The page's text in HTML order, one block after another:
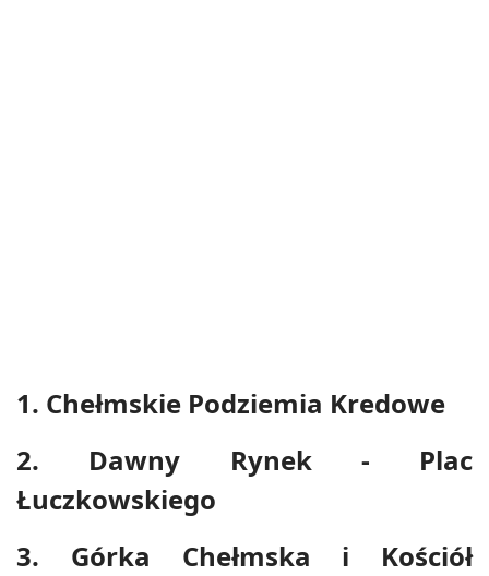
1. Chełmskie Podziemia Kredowe
2. Dawny Rynek - Plac
Łuczkowskiego
3. Górka Chełmska i Kościół